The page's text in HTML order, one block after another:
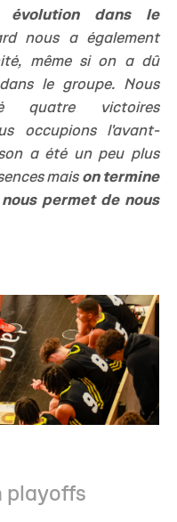
évolution dans le
nous a également
même si on a dû
le groupe. Nous
quatre victoires
occupions l'avant-
a été un peu plus
mais on termine
permet de nous
playoffs